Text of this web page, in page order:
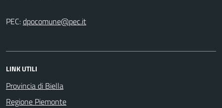
PEC:
LINK UTILI
Provincia di Biella
Regione Piemonte